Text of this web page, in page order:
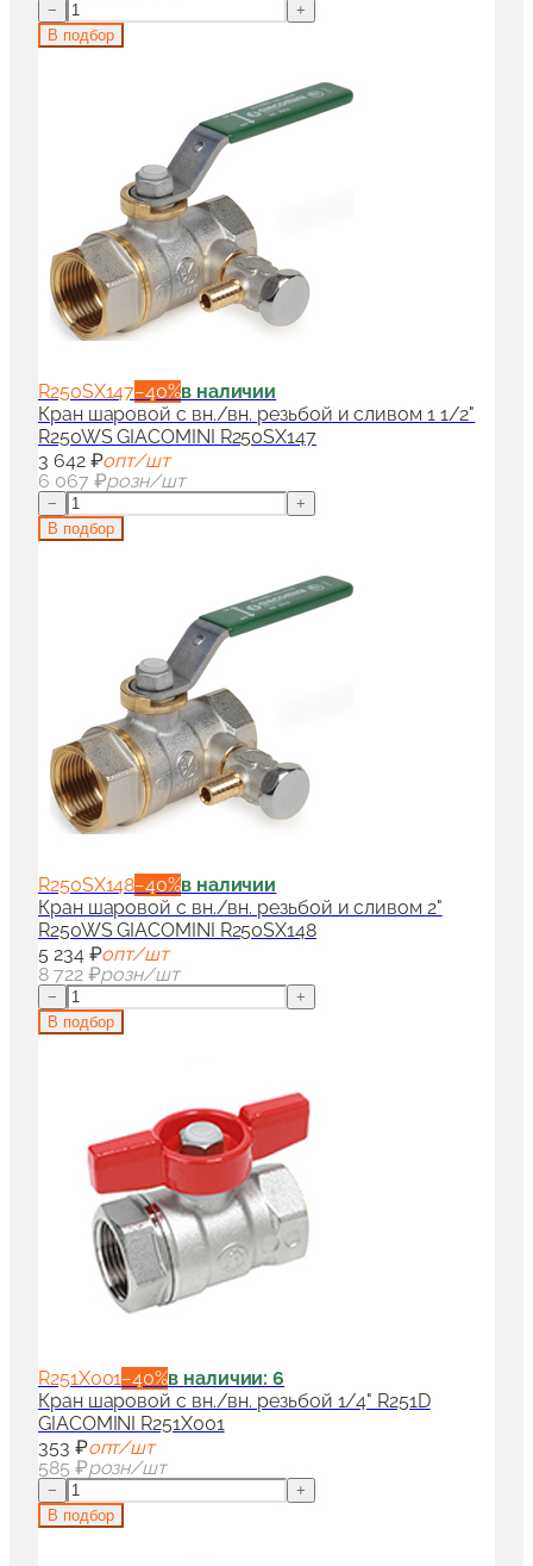
−
+
В подбор
R250SX147−40%в наличии
Кран шаровой с вн./вн. резьбой и сливом 1 1/2"
R250WS GIACOMINI R250SX147
3 642 ₽опт/шт
6 067 ₽розн/шт
−
+
В подбор
R250SX148−40%в наличии
Кран шаровой с вн./вн. резьбой и сливом 2"
R250WS GIACOMINI R250SX148
5 234 ₽опт/шт
8 722 ₽розн/шт
−
+
В подбор
R251X001−40%в наличии: 6
Кран шаровой с вн./вн. резьбой 1/4" R251D
GIACOMINI R251X001
353 ₽опт/шт
585 ₽розн/шт
−
+
В подбор